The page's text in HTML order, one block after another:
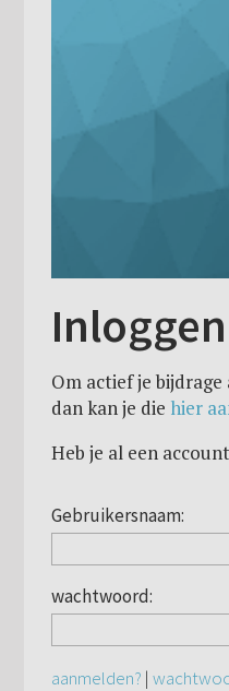
Inloggen
Om actief je
dan kan je die hier
Heb je al een
Gebruikersnaam:
wachtwoord:
aanmelden? |